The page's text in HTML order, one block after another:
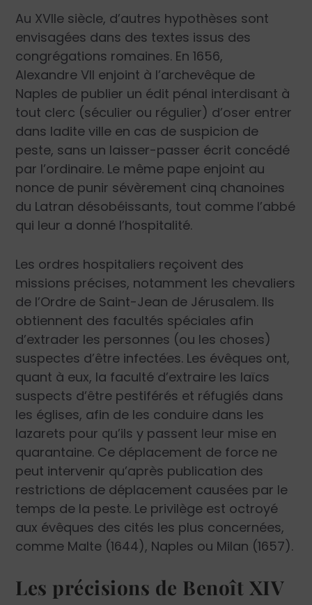
Au XVIIe siècle, d’autres hypothèses sont
envisagées dans des textes issus des
congrégations romaines. En 1656,
Alexandre VII enjoint à l’archevêque de
Naples de publier un édit pénal interdisant à
tout clerc (séculier ou régulier) d’oser entrer
dans ladite ville en cas de suspicion de
peste, sans un laisser-passer écrit concédé
par l’ordinaire. Le même pape enjoint au
nonce de punir sévèrement cinq chanoines
du Latran désobéissants, tout comme l’abbé
qui leur a donné l’hospitalité.
Les ordres hospitaliers reçoivent des
missions précises, notamment les chevaliers
de l’Ordre de Saint-Jean de Jérusalem. Ils
obtiennent des facultés spéciales afin
d’extrader les personnes (ou les choses)
suspectes d’être infectées. Les évêques ont,
quant à eux, la faculté d’extraire les laïcs
suspects d’être pestiférés et réfugiés dans
les églises, afin de les conduire dans les
lazarets pour qu’ils y passent leur mise en
quarantaine. Ce déplacement de force ne
peut intervenir qu’après publication des
restrictions de déplacement causées par le
temps de la peste. Le privilège est octroyé
aux évêques des cités les plus concernées,
comme Malte (1644), Naples ou Milan (1657).
Les précisions de Benoît XIV